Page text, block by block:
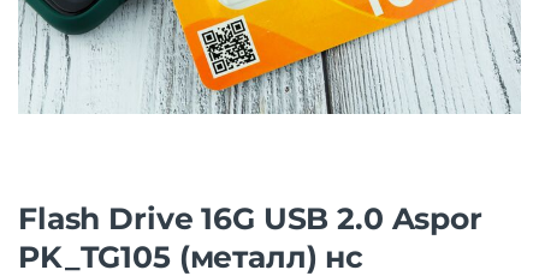
Flash Drive 16G USB 2.0 Aspor
PK_TG105 (металл) нс